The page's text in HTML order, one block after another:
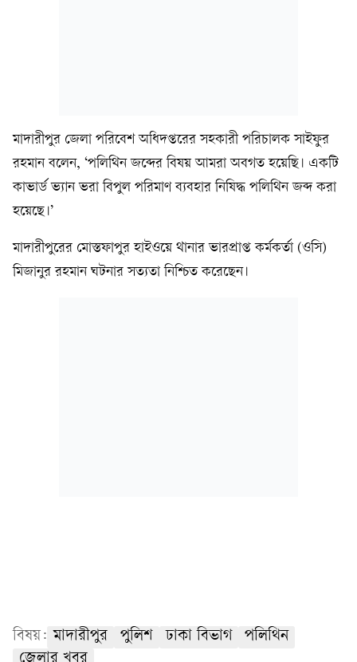
মাদারীপুর জেলা পরিবেশ অধিদপ্তরের সহকারী পরিচালক সাইফুর
রহমান বলেন, ‘পলিথিন জব্দের বিষয় আমরা অবগত হয়েছি। একটি
কাভার্ড ভ্যান ভরা বিপুল পরিমাণ ব্যবহার নিষিদ্ধ পলিথিন জব্দ করা
হয়েছে।’
মাদারীপুরের মোস্তফাপুর হাইওয়ে থানার ভারপ্রাপ্ত কর্মকর্তা (ওসি)
মিজানুর রহমান ঘটনার সত্যতা নিশ্চিত করেছেন।
বিষয়: মাদারীপুর পুলিশ ঢাকা বিভাগ
পলিথিন